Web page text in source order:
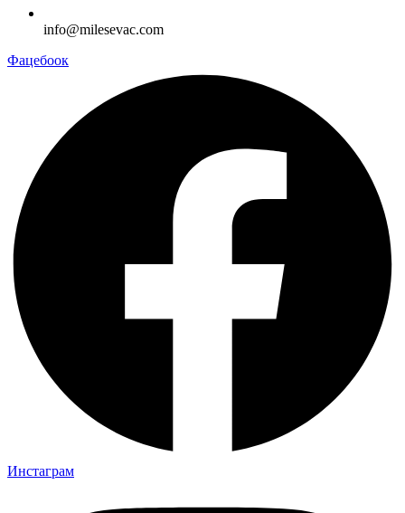
info@milesevac.com
Фацебоок
Инстаграм